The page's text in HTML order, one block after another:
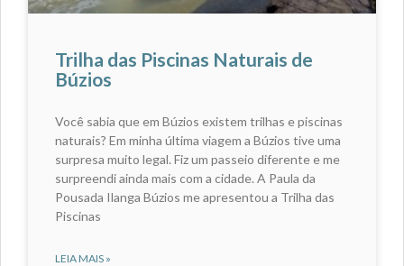
Trilha das Piscinas Naturais de
Búzios
Você sabia que em Búzios existem trilhas e piscinas
naturais? Em minha última viagem a Búzios tive uma
surpresa muito legal. Fiz um passeio diferente e me
surpreendi ainda mais com a cidade. A Paula da
Pousada Ilanga Búzios me apresentou a Trilha das
Piscinas
LEIA MAIS »